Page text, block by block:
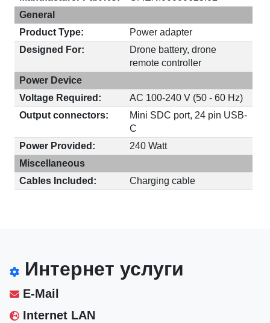
General
Product Type:
Power adapter
Designed For:
Drone battery, drone
remote controller
Power Device
Voltage Required:
AC 100-240 V (50 - 60 Hz)
Output connectors:
Mini SDC port, 24 pin USB-
C
Power Provided:
240 Watt
Miscellaneous
Cables Included:
Charging cable
Интернет услуги
E-Mail
Internet LAN